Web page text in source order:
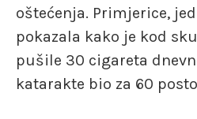
oštećenja. Primjerice,
pokazala kako je kod
pušile 30 cigareta
katarakte bio za 60